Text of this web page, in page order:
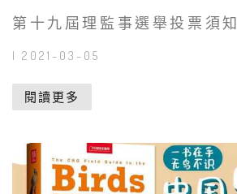
第十九屆理監事選舉投票須知
| 2021-03-05
閱讀更多